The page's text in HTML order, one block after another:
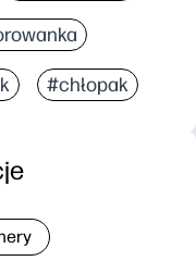
#chłopak